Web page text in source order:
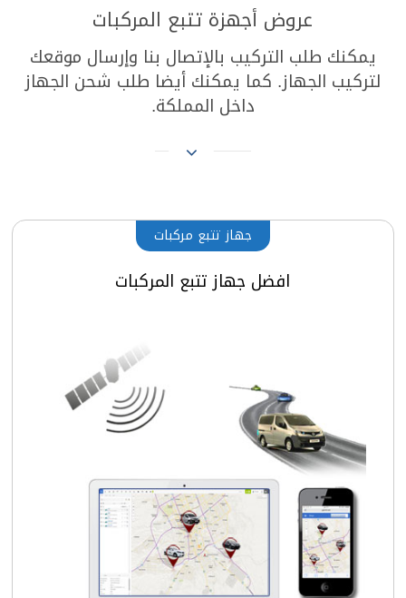
عروض أجهزة تتبع المركبات
يمكنك طلب التركيب بالإتصال بنا وإرسال موقعك
لتركيب الجهاز. كما يمكنك أيضا طلب شحن الجهاز
داخل المملكة.
جهاز تتبع مركبات
افضل جهاز تتبع المركبات